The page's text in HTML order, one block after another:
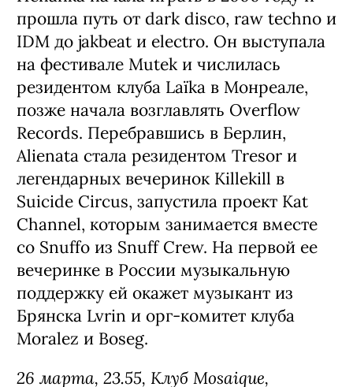
прошла путь от dark disco, raw techno и
IDM до jakbeat и electro. Он выступала
на фестивале Mutek и числилась
резидентом клуба Laïka в Монреале,
позже начала возглавлять Overflow
Records. Перебравшись в Берлин,
Alienata стала резидентом Tresor и
легендарных вечеринок Killekill в
Suicide Circus, запустила проект Kat
Channel, которым занимается вместе
со Snuffo из Snuff Crew. На первой ее
вечеринке в России музыкальную
поддержку ей окажет музыкант из
Брянска Lvrin и орг-комитет клуба
Moralez и Boseg.
26 марта, 23.55, Клуб Mosaique,